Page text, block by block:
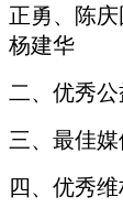
正勇、陈庆
杨建华
二、优秀
三、最佳
四、优秀